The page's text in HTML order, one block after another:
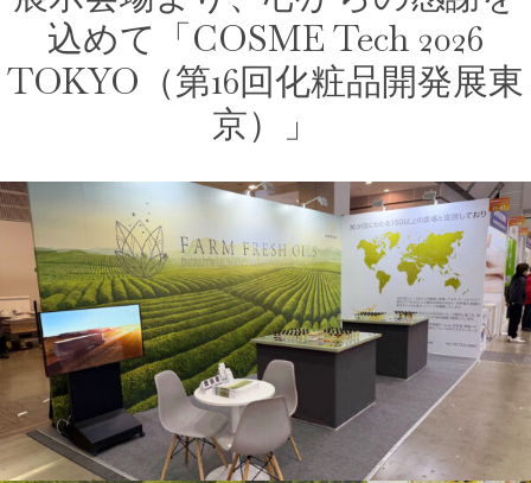
込めて「COSME Tech 2026
TOKYO（第16回化粧品開発展東
京）」